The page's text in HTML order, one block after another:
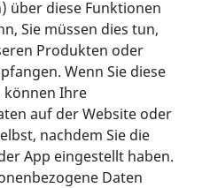
über diese Funktionen
Sie müssen dies tun,
Produkten oder
Wenn Sie diese
können Ihre
auf der Website oder
nachdem Sie die
App eingestellt haben.
Daten